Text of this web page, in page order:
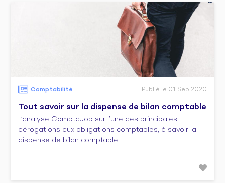
Comptabilité Publié le 01 Sep 2020
Tout savoir sur la dispense de bilan comptable
L’analyse ComptaJob sur l’une des principales
dérogations aux obligations comptables, à savoir la
dispense de bilan comptable.